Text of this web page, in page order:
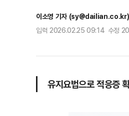
이소영 기자 (sy@dailian.co.kr)
입력 2026.02.25 09:14 수정
유지요법으로 적응증